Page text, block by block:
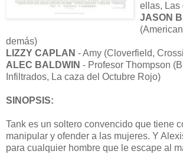
ellas, Las
JASON
demás)
LIZZY CAPLAN - Amy (Cloverfield,
ALEC BALDWIN - Profesor Thompson
Infiltrados, La caza del Octubre Rojo)
SINOPSIS:
Tank es un soltero convencido que tiene
manipular y ofender a las mujeres. Y
para cualquier hombre que le escape al